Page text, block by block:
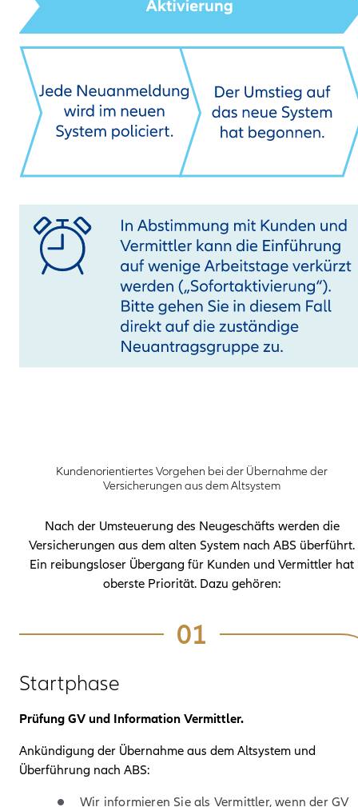
Kundenorientiertes Vorgehen bei der Übernahme der
Versicherungen aus dem Altsystem
Nach der Umsteuerung des Neugeschäfts werden die
Versicherungen aus dem alten System nach ABS überführt.
Ein reibungsloser Übergang für Kunden und Vermittler hat
oberste Priorität. Dazu gehören:
Schritt:
01
Startphase
Prüfung GV und Information Vermittler.
Ankündigung der Übernahme aus dem Altsystem und
Überführung nach ABS:
Wir informieren Sie als Vermittler, wenn der GV